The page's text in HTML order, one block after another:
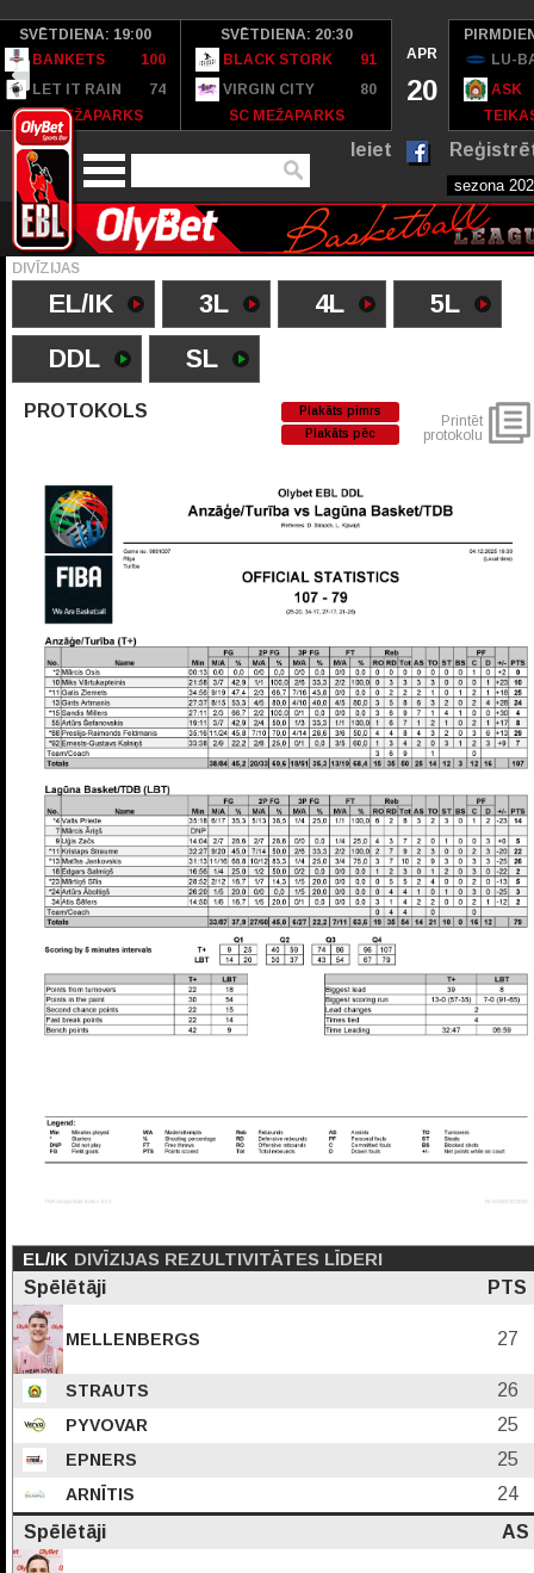
SVĒTDIENA: 19:00
BANKETS
100
LET IT RAIN
74
SC MEŽAPARKS
SVĒTDIENA: 20:30
BLACK STORK
91
VIRGIN CITY
80
SC MEŽAPARKS
APR
20
LU-
ASK
Ieiet
DIVĪZIJAS
EL/IK 3L 4L
5L
DDL
SL
PROTOKOLS
Plakāts pimrs
Plakāts pēc
Printēt
protokolu
EL/IK DIVĪZIJAS REZULTIVITĀTES LĪDERI
Spēlētāji
PTS
MELLENBERGS 27
STRAUTS 26
PYVOVAR 25
EPNERS 25
ARNĪTIS
24
Spēlētāji
AS